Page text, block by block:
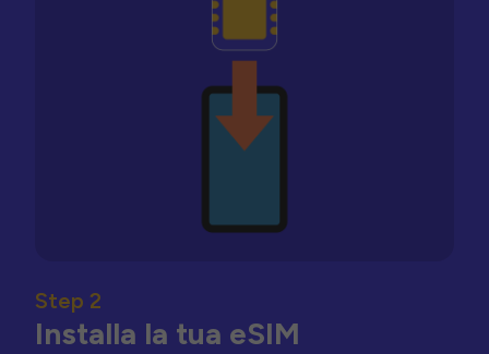
Step 2
Installa la tua eSIM